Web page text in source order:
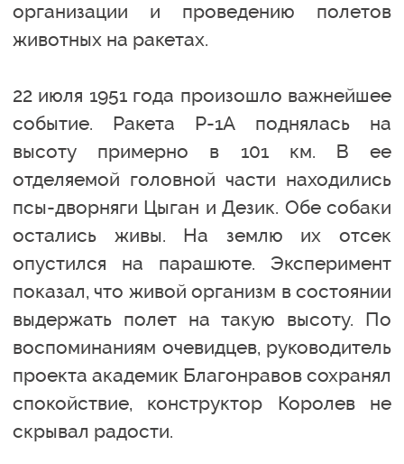
организации и проведению полетов
животных на ракетах.
22 июля 1951 года произошло важнейшее
событие. Ракета Р-1А поднялась на
высоту примерно в 101 км. В ее
отделяемой головной части находились
псы-дворняги Цыган и Дезик. Обе собаки
остались живы. На землю их отсек
опустился на парашюте. Эксперимент
показал, что живой организм в состоянии
выдержать полет на такую высоту. По
воспоминаниям очевидцев, руководитель
проекта академик Благонравов сохранял
спокойствие, конструктор Королев не
скрывал радости.